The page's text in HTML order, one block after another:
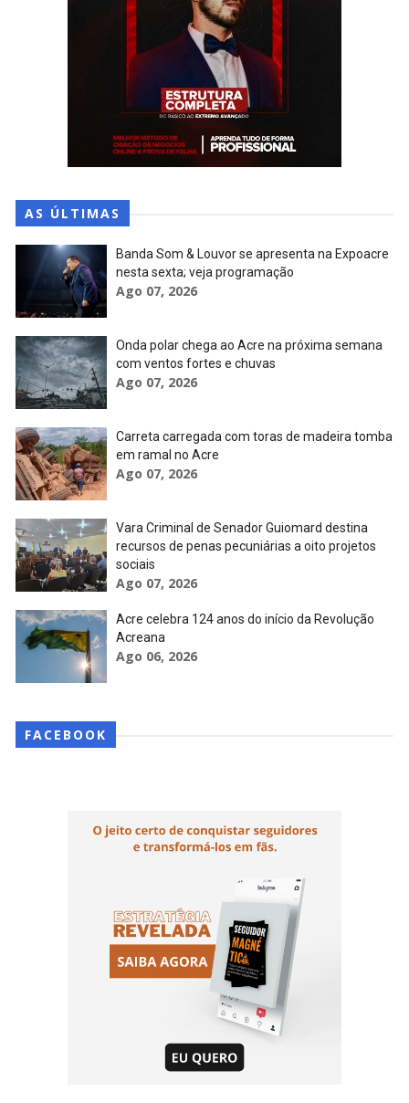
AS ÚLTIMAS
Banda Som & Louvor se apresenta na Expoacre
nesta sexta; veja programação
Ago 07, 2026
Onda polar chega ao Acre na próxima semana
com ventos fortes e chuvas
Ago 07, 2026
Carreta carregada com toras de madeira tomba
em ramal no Acre
Ago 07, 2026
Vara Criminal de Senador Guiomard destina
recursos de penas pecuniárias a oito projetos
sociais
Ago 07, 2026
Acre celebra 124 anos do início da Revolução
Acreana
Ago 06, 2026
FACEBOOK